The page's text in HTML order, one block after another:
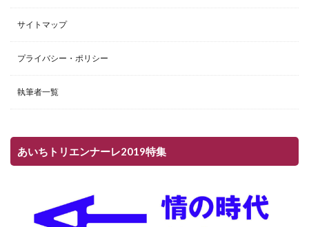
サイトマップ
プライバシー・ポリシー
執筆者一覧
あいちトリエンナーレ2019特集